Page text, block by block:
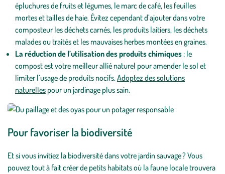
épluchures de fruits et légumes, le marc de café, les feuilles
mortes et tailles de haie. Évitez cependant d’ajouter dans votre
composteur les déchets carnés, les produits laitiers, les déchets
malades ou traités et les mauvaises herbes montées en graines.
La réduction de l’utilisation des produits chimiques : le
compost est votre meilleur allié naturel pour amender le sol et
limiter l’usage de produits nocifs.Adoptez des solutions
naturelles pour un jardinage plus sain.
Pour favoriser la biodiversité
Et si vous invitiez la biodiversité dans votre jardin sauvage ? Vous
pouvez tout à fait créer de petits habitats où la faune locale trouvera